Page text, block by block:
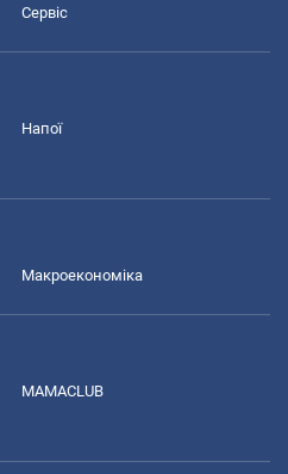
Сервіс
Напої
Макроекономіка
MAMACLUB